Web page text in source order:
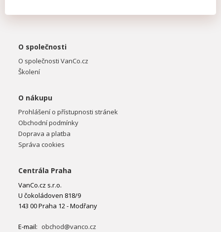
O společnosti
O společnosti VanCo.cz
Školení
O nákupu
Prohlášení o přístupnosti stránek
Obchodní podmínky
Doprava a platba
Správa cookies
Centrála Praha
VanCo.cz s.r.o.
U čokoládoven 818/9
143 00 Praha 12 - Modřany
E-mail: obchod@vanco.cz